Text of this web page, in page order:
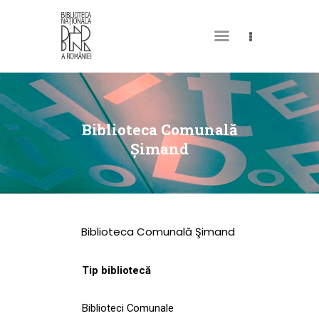
Biblioteca Comunală
Şimand
DESPRE NOI
PERMISUL MEU DE
BIBLIOTECĂ
CATALOAGE ȘI
COLECȚII
CULTURALE
NOUTĂȚI
Biblioteca Comunală Şimand
Tip bibliotecă
Biblioteci Comunale